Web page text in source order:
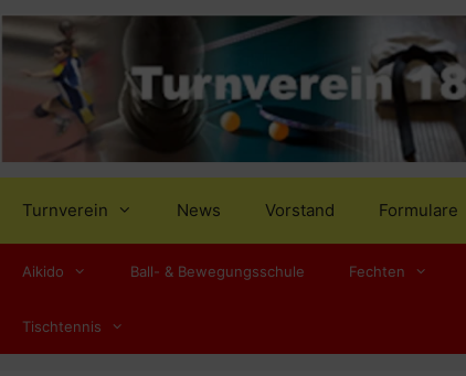
Zum
Inhalt
springen
Turnverein News Vorstand Formulare
Aikido Ball- & Bewegungsschule Fechten
Tischtennis